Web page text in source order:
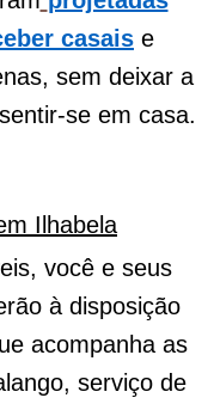
casais e
sem deixar a
se em casa.
Ilhabela
você e seus
à disposição
acompanha as
serviço de